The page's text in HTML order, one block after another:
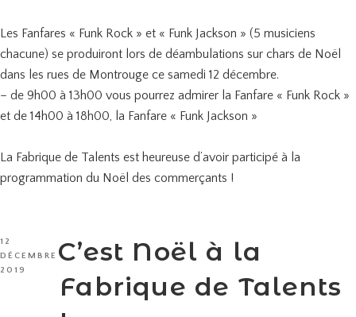
Les Fanfares « Funk Rock » et « Funk Jackson » (5 musiciens
chacune) se produiront lors de déambulations sur chars de Noël
dans les rues de Montrouge ce samedi 12 décembre.
– de 9h00 à 13h00 vous pourrez admirer la Fanfare « Funk Rock »
et de 14h00 à 18h00, la Fanfare « Funk Jackson »
La Fabrique de Talents est heureuse d’avoir participé à la
programmation du Noël des commerçants !
PUBLIÉ
LE
12
DÉCEMBRE
2019
C’est Noël à la
Fabrique de Talents